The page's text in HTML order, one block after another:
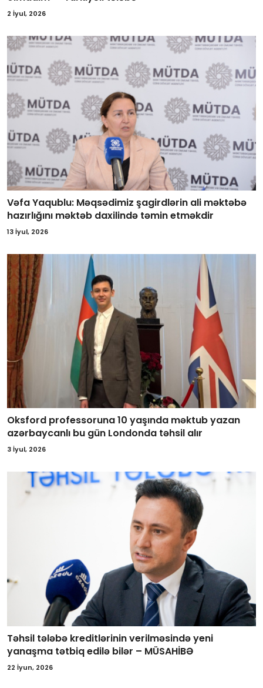
2 İyul, 2026
Vəfa Yaqublu: Məqsədimiz şagirdlərin ali məktəbə
hazırlığını məktəb daxilində təmin etməkdir
13 İyul, 2026
Oksford professoruna 10 yaşında məktub yazan
azərbaycanlı bu gün Londonda təhsil alır
3 İyul, 2026
Təhsil tələbə kreditlərinin verilməsində yeni
yanaşma tətbiq edilə bilər – MÜSAHİBƏ
22 İyun, 2026